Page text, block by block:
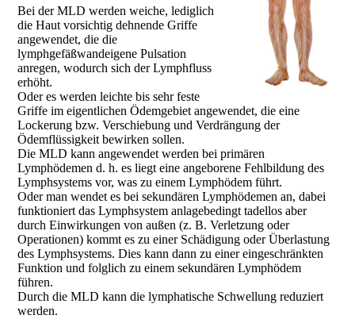
Bei der MLD werden weiche, lediglich
die Haut vorsichtig dehnende Griffe
angewendet, die die
lymphgefäßwandeigene Pulsation
anregen, wodurch sich der Lymphfluss
erhöht.
Oder es werden leichte bis sehr feste
Griffe im eigentlichen Ödemgebiet angewendet, die eine
Lockerung bzw. Verschiebung und Verdrängung der
Ödemflüssigkeit bewirken sollen.
Die MLD kann angewendet werden bei primären
Lymphödemen d. h. es liegt eine angeborene Fehlbildung des
Lymphsystems vor, was zu einem Lymphödem führt.
Oder man wendet es bei sekundären Lymphödemen an, dabei
funktioniert das Lymphsystem anlagebedingt tadellos aber
durch Einwirkungen von außen (z. B. Verletzung oder
Operationen) kommt es zu einer Schädigung oder Überlastung
des Lymphsystems. Dies kann dann zu einer eingeschränkten
Funktion und folglich zu einem sekundären Lymphödem
führen.
Durch die MLD kann die lymphatische Schwellung reduziert
werden.